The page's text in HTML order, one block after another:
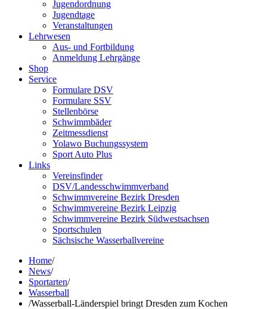
Jugendordnung
Jugendtage
Veranstaltungen
Lehrwesen
Aus- und Fortbildung
Anmeldung Lehrgänge
Shop
Service
Formulare DSV
Formulare SSV
Stellenbörse
Schwimmbäder
Zeitmessdienst
Yolawo Buchungssystem
Sport Auto Plus
Links
Vereinsfinder
DSV/Landesschwimmverband
Schwimmvereine Bezirk Dresden
Schwimmvereine Bezirk Leipzig
Schwimmvereine Bezirk Südwestsachsen
Sportschulen
Sächsische Wasserballvereine
Home/
News/
Sportarten/
Wasserball
/Wasserball-Länderspiel bringt Dresden zum Kochen